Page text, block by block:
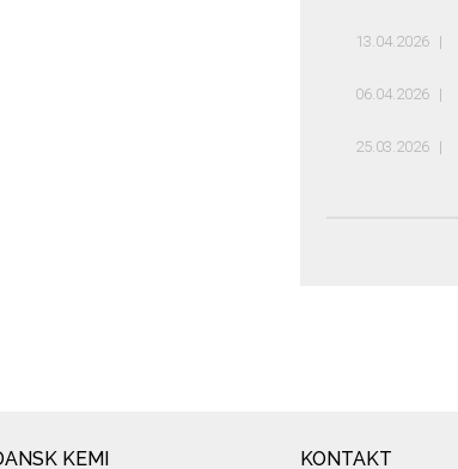
13.04.2026
06.04.2026
25.03.2026
KEMI KONTAKT